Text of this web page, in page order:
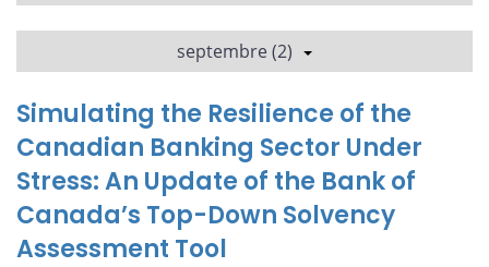
septembre (2)
Simulating the Resilience of the
Canadian Banking Sector Under
Stress: An Update of the Bank of
Canada’s Top-Down Solvency
Assessment Tool